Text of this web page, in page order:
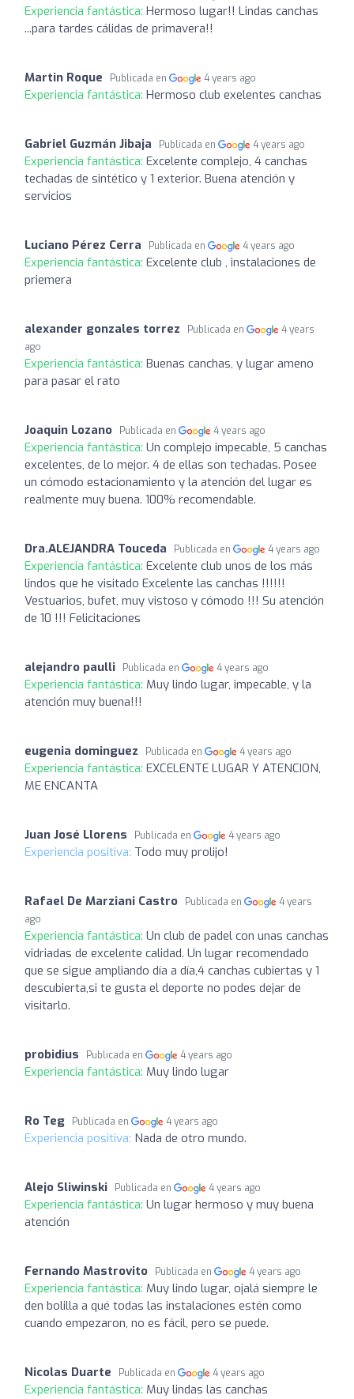
Experiencia fantástica: Hermoso lugar!! Lindas canchas
...para tardes cálidas de primavera!!
Martin Roque Publicada en 4 years ago
Experiencia fantástica: Hermoso club exelentes canchas
Gabriel Guzmán Jibaja Publicada en 4 years ago
Experiencia fantástica: Excelente complejo, 4 canchas
techadas de sintético y 1 exterior. Buena atención y
servicios
Luciano Pérez Cerra Publicada en 4 years ago
Experiencia fantástica: Excelente club , instalaciones de
priemera
alexander gonzales torrez Publicada en
4 years
ago
Experiencia fantástica: Buenas canchas, y lugar ameno
para pasar el rato
Joaquin Lozano Publicada en 4 years ago
Experiencia fantástica: Un complejo impecable, 5 canchas
excelentes, de lo mejor. 4 de ellas son techadas. Posee
un cómodo estacionamiento y la atención del lugar es
realmente muy buena. 100% recomendable.
Dra.ALEJANDRA Touceda Publicada en 4 years ago
Experiencia fantástica: Excelente club unos de los más
lindos que he visitado Excelente las canchas !!!!!!
Vestuarios, bufet, muy vistoso y cómodo !!! Su atención
de 10 !!! Felicitaciones
alejandro paulli Publicada en 4 years ago
Experiencia fantástica: Muy lindo lugar, impecable, y la
atención muy buena!!!
eugenia dominguez Publicada en 4 years ago
Experiencia fantástica: EXCELENTE LUGAR Y ATENCION,
ME ENCANTA
Juan José Llorens Publicada en 4 years ago
Experiencia positiva: Todo muy prolijo!
Rafael De Marziani Castro Publicada en
4 years
ago
Experiencia fantástica: Un club de padel con unas canchas
vidriadas de excelente calidad. Un lugar recomendado
que se sigue ampliando día a día,4 canchas cubiertas y 1
descubierta,si te gusta el deporte no podes dejar de
visitarlo.
probidius Publicada en 4 years ago
Experiencia fantástica: Muy lindo lugar
Ro Teg Publicada en 4 years ago
Experiencia positiva: Nada de otro mundo.
Alejo Sliwinski Publicada en 4 years ago
Experiencia fantástica: Un lugar hermoso y muy buena
atención
Fernando Mastrovito Publicada en 4 years ago
Experiencia fantástica: Muy lindo lugar, ojalá siempre le
den bolilla a qué todas las instalaciones estén como
cuando empezaron, no es fácil, pero se puede.
Nicolas Duarte Publicada en 4 years ago
Experiencia fantástica: Muy lindas las canchas